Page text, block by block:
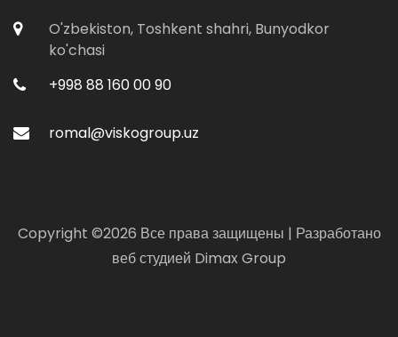
O'zbekiston, Toshkent shahri, Bunyodkor
ko'chasi
+998 88 160 00 90
romal@viskogroup.uz
Copyright ©2026 Все права защищены | Разработано
веб студией Dimax Group